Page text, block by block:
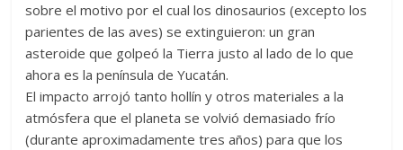
sobre el motivo por el cual los dinosaurios (excepto los
parientes de las aves) se extinguieron: un gran
asteroide que golpeó la Tierra justo al lado de lo que
ahora es la península de Yucatán.
El impacto arrojó tanto hollín y otros materiales a la
atmósfera que el planeta se volvió demasiado frío
(durante aproximadamente tres años) para que los